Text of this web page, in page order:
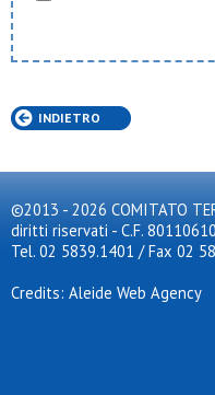
INDIETRO
©2013 - 2026 COMITATO
diritti riservati - C.F.
Tel. 02 5839.1401 / Fax 02
Credits: Aleide Web Agency